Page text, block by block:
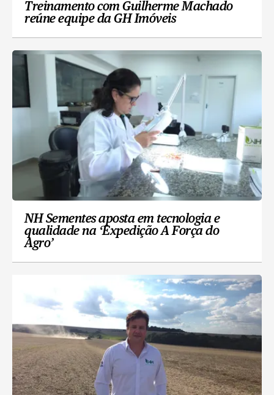
Treinamento com Guilherme Machado
reúne equipe da GH Imóveis
NH Sementes aposta em tecnologia e
qualidade na ‘Expedição A Força do
Agro’